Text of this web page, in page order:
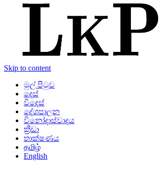
Skip to content
මුල් පිටුව
දෙස්
විදෙස්
දේශපාලන
විනෝදාස්වාදය
ක්‍රීඩා
තාක්ෂණය
தமிழ்
English